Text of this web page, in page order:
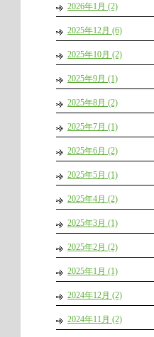
2026年1月 (2)
2025年12月 (6)
2025年10月 (2)
2025年9月 (1)
2025年8月 (2)
2025年7月 (1)
2025年6月 (2)
2025年5月 (1)
2025年4月 (2)
2025年3月 (1)
2025年2月 (2)
2025年1月 (1)
2024年12月 (2)
2024年11月 (2)